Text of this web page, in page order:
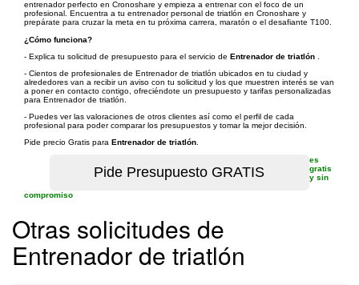
entrenador perfecto en Cronoshare y empieza a entrenar con el foco de un
profesional. Encuentra a tu entrenador personal de triatlón en Cronoshare y
prepárate para cruzar la meta en tu próxima carrera, maratón o el desafiante T100.
¿Cómo funciona?
- Explica tu solicitud de presupuesto para el servicio de Entrenador de triatlón
- Cientos de profesionales de Entrenador de triatlón ubicados en tu ciudad y
alrededores van a recibir un aviso con tu solicitud y los que muestren interés se van
a poner en contacto contigo, ofreciéndote un presupuesto y tarifas personalizadas
para Entrenador de triatlón.
- Puedes ver las valoraciones de otros clientes así como el perfil de cada
profesional para poder comparar los presupuestos y tomar la mejor decisión.
Pide precio Gratis para Entrenador de triatlón
es
gratis
y sin
compromiso
Otras solicitudes de
Entrenador de triatlón